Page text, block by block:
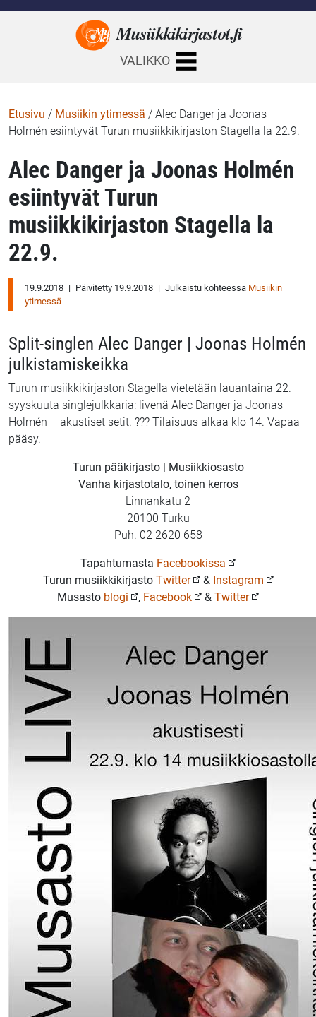
Musiikkikirjastot.fi
VALIKKO
Etusivu / Musiikin ytimessä / Alec Danger ja Joonas
Holmén esiintyvät Turun musiikkikirjaston Stagella la 22.9.
Alec Danger ja Joonas Holmén
esiintyvät Turun
musiikkikirjaston Stagella la
22.9.
19.9.2018 | Päivitetty 19.9.2018 | Julkaistu kohteessa Musiikin
ytimessä
Split-singlen Alec Danger | Joonas Holmén
julkistamiskeikka
Turun musiikkikirjaston Stagella vietetään lauantaina 22.
syyskuuta singlejulkkaria: livenä Alec Danger ja Joonas
Holmén – akustiset setit. ??? Tilaisuus alkaa klo 14. Vapaa
pääsy.
Turun pääkirjasto | Musiikkiosasto
Vanha kirjastotalo, toinen kerros
Linnankatu 2
20100 Turku
Puh. 02 2620 658
Tapahtumasta Facebookissa
Turun musiikkikirjasto Twitter & Instagram
Musasto blogi , Facebook & Twitter